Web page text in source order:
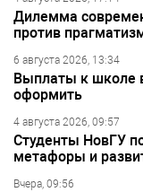
Дилемма
против
6 августа 2026, 13:34
Выплаты к школе
оформить
4 августа 2026, 09:57
Студенты НовГУ
метафоры и
Вчера, 09:56